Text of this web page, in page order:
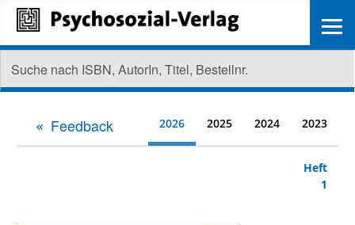
Feedback 2026 2025 2024 2023
Heft
1
≡